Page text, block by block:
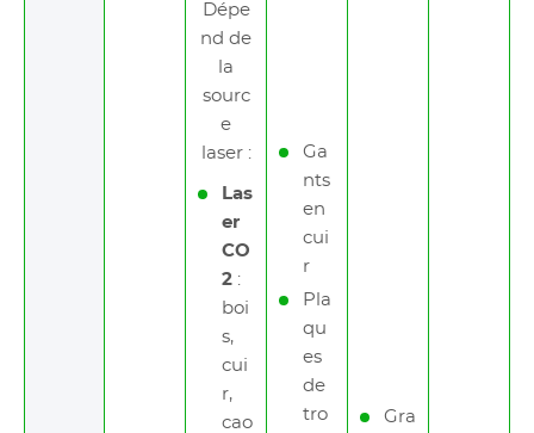
Dépe
nd de
la
sourc
e
laser :
Las
er
CO
2 :
boi
s,
cui
r,
cao
Ga
nts
en
cui
r
Pla
qu
es
de
tro
Gra